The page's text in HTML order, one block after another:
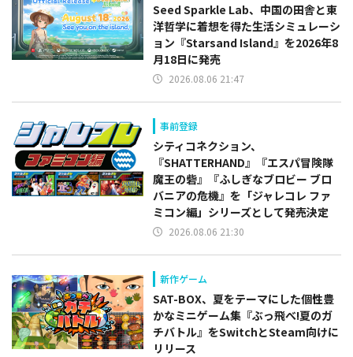
Seed Sparkle Lab、中国の田舎と東
洋哲学に着想を得た生活シミュレーシ
ョン『Starsand Island』を2026年8
月18日に発売
2026.08.06 21:47
事前登録
シティコネクション、
『SHATTERHAND』『エスパ冒険隊
魔王の砦』『ふしぎなブロビー ブロ
バニアの危機』を「ジャレコレ ファ
ミコン編」シリーズとして発売決定
2026.08.06 21:30
新作ゲーム
SAT-BOX、夏をテーマにした個性豊
かなミニゲーム集『ぶっ飛べ!夏のガ
チバトル』をSwitchとSteam向けに
リリース